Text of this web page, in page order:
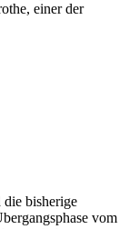
einer der
bisherige
vom